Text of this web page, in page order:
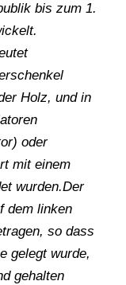
bis zum 1.
Holz, und in
oder
mit einem
wurden.Der
dem linken
so dass
gelegt wurde,
gehalten